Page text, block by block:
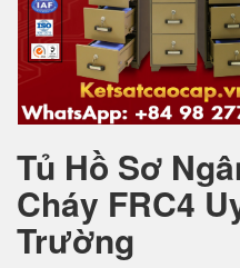
Tủ Hồ Sơ
Cháy FRC4
Trường